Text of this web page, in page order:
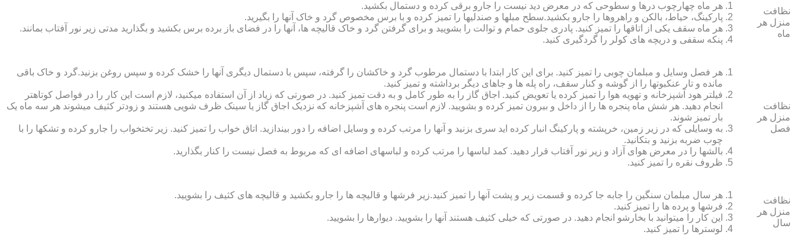
نظافت
منزل هر
ماه
هر ماه چهارچوب درها و سطوحی که در معرض دید نیست را جارو برقی کرده و دستمال بکشید.
پارکینگ، حیاط، بالکن و راهروها را جارو بکشید.سطح مبل‏ها و صندلی‏ها را تمیز کرده و با برس مخصوص گرد و خاک آنها را بگیرید.
هر ماه سقف یکی از اتاق‏ها را تمیز کنید. پادری جلوی حمام و توالت را بشویید و برای گرفتن گرد و خاک قالیچه‏ ها، آنها را در فضای باز برده برس بکشید و بگذارید مدتی زیر نور آفتاب بمانند.
پنکه سقفی و دریچه‏ های کولر را گردگیری کنید.
نظافت
منزل هر
فصل
هر فصل وسایل و مبلمان چوبی را تمیز کنید. برای این کار ابتدا با دستمال مرطوب گرد و خاک‏شان را گرفته، سپس با دستمال دیگری آنها را خشک کرده و سپس روغن بزنید.گرد و خاک باقی
مانده و تار عنکبوت‏ها را از گوشه و کنار سقف، راه پله‏ ها و جاهای دیگر برداشته و تمیز کنید.
فیلتر هود آشپزخانه و تهویه هوا را تمیز کرده یا تعویض کنید. اجاق گاز را به طور کامل و به دقت تمیز کنید. در صورتی که زیاد از آن استفاده می‏کنید، لازم است این کار را در فواصل کوتاه‏تر
انجام دهید. هر شش ماه پنجره‏ ها را از داخل و بیرون تمیز کرده و بشویید. لازم است پنجره‏ های آشپزخانه که نزدیک اجاق گاز یا سینک ظرف شویی هستند و زودتر کثیف می‏شوند هر سه ماه یک
بار تمیز شوند.
به وسایلی که در زیر زمین، خرپشته و پارکینگ انبار کرده‏ اید سری بزنید و آنها را مرتب کرده و وسایل اضافه را دور بیندازید. اتاق خواب را تمیز کنید. زیر تختخواب را جارو کرده و تشک‏ها را با
چوب ضربه بزنید و بتکانید.
بالش‏ها را در معرض هوای آزاد و زیر نور آفتاب قرار دهید. کمد لباس‏ها را مرتب کرده و لباس‏های اضافه ای که مربوط به فصل نیست را کنار بگذارید.
ظروف نقره را تمیز کنید.
نظافت
منزل هر
سال
هر سال مبلمان سنگین را جابه جا کرده و قسمت زیر و پشت آنها را تمیز کنید.زیر فرش‏ها و قالیچه‏ ها را جارو بکشید و قالیچه‏ های کثیف را بشویید.
فرش‏ها و پرده ‏ها را تمیز کنید.
این کار را می‏توانید با بخارشو انجام دهید. در صورتی که خیلی کثیف هستند آنها را بشویید. دیوارها را بشویید.
لوسترها را تمیز کنید.